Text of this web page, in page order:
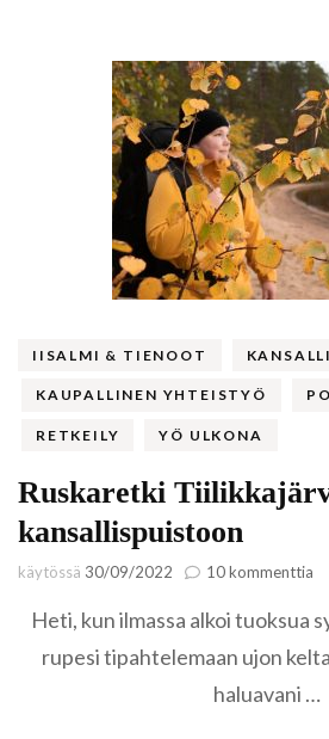
IISALMI & TIENOOT
KAUPALLINEN YHTEISTYÖ
RETKEILY YÖ ULKONA
Ruskaretki
kansallispuistoon
käytössä 30/09/2022 10 kommenttia
Heti, kun ilmassa alkoi tuoksua
rupesi tipahtelemaan ujon
haluavani …